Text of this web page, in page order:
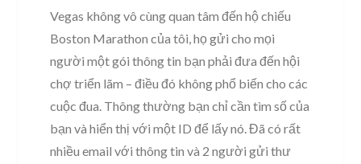
Vegas không vô cùng quan tâm đến hộ chiếu
Boston Marathon của tôi, họ gửi cho mọi
người một gói thông tin bạn phải đưa đến hội
chợ triển lãm – điều đó không phổ biến cho các
cuộc đua. Thông thường bạn chỉ cần tìm số của
bạn và hiển thị với một ID để lấy nó. Đã có rất
nhiều email với thông tin và 2 người gửi thư